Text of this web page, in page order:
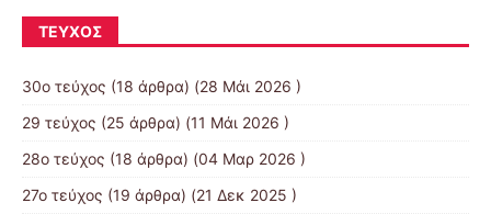
ΤΕΎΧΟΣ
30ο τεύχος (18 άρθρα) (28 Μάι 2026 )
29 τεύχος (25 άρθρα) (11 Μάι 2026 )
28ο τεύχος (18 άρθρα) (04 Μαρ 2026 )
27ο τεύχος (19 άρθρα) (21 Δεκ 2025 )